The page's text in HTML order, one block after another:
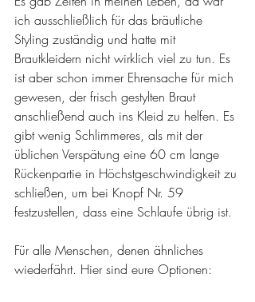
ich ausschließlich für das bräutliche
Styling zuständig und hatte mit
Brautkleidern nicht wirklich viel zu tun. Es
ist aber schon immer Ehrensache für mich
gewesen, der frisch gestylten Braut
anschließend auch ins Kleid zu helfen. Es
gibt wenig Schlimmeres, als mit der
üblichen Verspätung eine 60 cm lange
Rückenpartie in Höchstgeschwindigkeit zu
schließen, um bei Knopf Nr. 59
festzustellen, dass eine Schlaufe übrig ist.
Für alle Menschen, denen ähnliches
wiederfährt. Hier sind eure Optionen: